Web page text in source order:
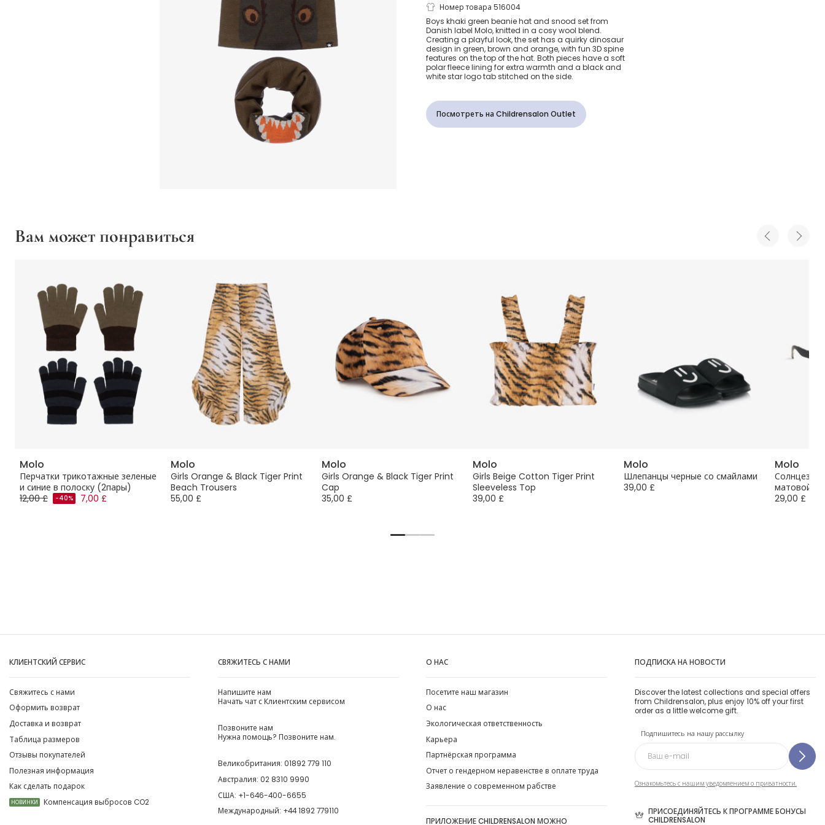
Зеленая шерстяная
шапка и снуд
Динозавр
Номер товара 516004
Boys khaki green beanie hat and snood set from
Danish label Molo, knitted in a cosy wool blend.
Creating a playful look, the set has a quirky dinosaur
design in green, brown and orange, with fun 3D spine
features on the top of the hat. Both pieces have a soft
polar fleece lining for extra warmth and a black and
white star logo tab stitched on the side.
Посмотреть на Childrensalon Outlet
Вам может понравиться
Molo
Перчатки трикотажные зеленые
и синие в полоску (2пары)
12,00 £
-40% 7,00 £
Molo
Girls Orange & Black Tiger Print
Beach Trousers
55,00 £
Molo
Girls Orange & Black Tiger Print
Cap
35,00 £
Molo
Girls Beige Cotton Tiger Print
Sleeveless Top
39,00 £
Molo
Шлепанцы черные со смайлами
39,00 £
Molo
матовой
29,00 £
КЛИЕНТСКИЙ СЕРВИС
Свяжитесь с нами
Оформить возврат
Доставка и возврат
Таблица размеров
Отзывы покупателей
Полезная информация
Как сделать подарок
НОВИНКИ Компенсация выбросов CO2
СВЯЖИТЕСЬ С НАМИ
Напишите нам
Начать чат с Клиентским сервисом
Позвоните нам
Нужна помощь? Позвоните нам.
Великобритания: 01892 779 110
Австралия: 02 8310 9990
США: +1-646-400-6655
Международный: +44 1892 779110
О НАС
Посетите наш магазин
О нас
Экологическая ответственность
Карьера
Партнёрская программа
Отчет о гендерном неравенстве в оплате труда
Заявление о современном рабстве
ПРИЛОЖЕНИЕ CHILDRENSALON МОЖНО
ПОДПИСКА НА НОВОСТИ
Discover the latest collections and special offers
from Childrensalon, plus enjoy 10% off your first
order as a little welcome gift.
Подпишитесь на нашу рассылку
Ознакомьтесь с нашим уведомлением о приватности.
ПРИСОЕДИНЯЙТЕСЬ К ПРОГРАММЕ БОНУСЫ
CHILDRENSALON